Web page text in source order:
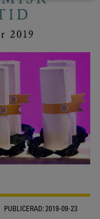
PUBLICERAD:2019-09-23